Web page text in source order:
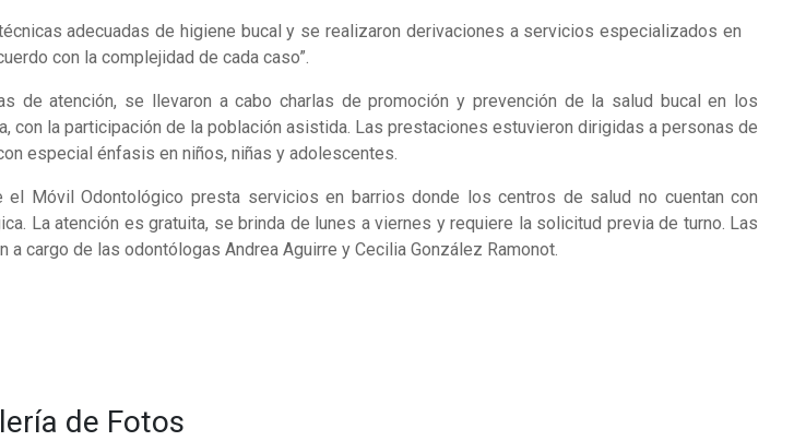
adecuadas de higiene bucal y se realizaron derivaciones a servicios especializados en
con la complejidad de cada caso”.
de atención, se llevaron a cabo charlas de promoción y prevención de la salud bucal en los
con la participación de la población asistida. Las prestaciones estuvieron dirigidas a personas de
especial énfasis en niños, niñas y adolescentes.
el Móvil Odontológico presta servicios en barrios donde los centros de salud no cuentan con
La atención es gratuita, se brinda de lunes a viernes y requiere la solicitud previa de turno. Las
a cargo de las odontólogas Andrea Aguirre y Cecilia González Ramonot.
de Fotos